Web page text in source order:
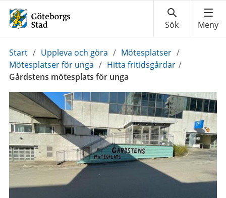
Du
är
här:
Start / Uppleva och göra / Mötesplatser /
Mötesplatser för unga / Hitta fritidsgårdar /
Gårdstens mötesplats för unga